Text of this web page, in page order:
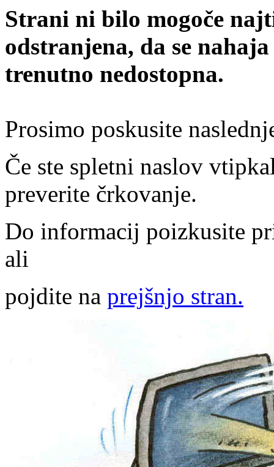
Strani ni bilo mogoče
odstranjena, da se
trenutno nedostopna.
Prosimo poskusite
Če ste spletni naslov
preverite črkovanje.
Do informacij poizkusite
ali
pojdite na prejšnjo stran.